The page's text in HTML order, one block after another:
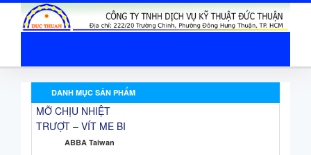
DANH MỤC SẢN PHẨM
MỠ CHỊU NHIỆT
TRƯỢT – VÍT ME BI
ABBA Taiwan